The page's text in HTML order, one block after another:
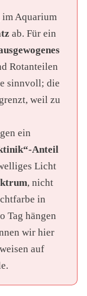
im Aquarium
ab. Für ein
Rotanteilen
sinnvoll; die
weil zu
ein
Anteil
Licht
, nicht
in
Tag hängen
wir hier
auf